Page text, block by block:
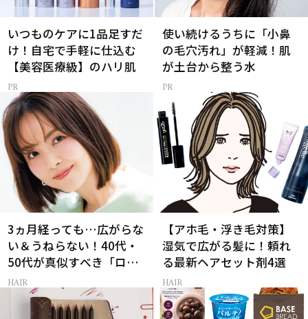
いつものケアに1品足すだ
け！自宅で手軽に仕込む
【美容医療級】のハリ肌
使い続けるうちに「小鼻
の毛穴汚れ」が軽減！肌
が土台から整う水
3ヵ月経っても…広がらな
い＆うねらない！40代・
50代が真似すべき「ロー
レイヤーボブ」
HAIR
【アホ毛・浮き毛対策】
湿気で広がる髪に！頼れ
る最新ヘアセット剤4選
HAIR